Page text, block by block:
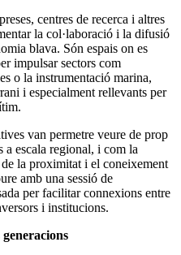
centres de recerca i altres
la col·laboració i la difusió
blava. Són espais on es
impulsar sectors com
o la instrumentació marina,
i especialment rellevants per
van permetre veure de prop
a escala regional, i com la
la proximitat i el coneixement
amb una sessió de
per facilitar connexions entre
i institucions.